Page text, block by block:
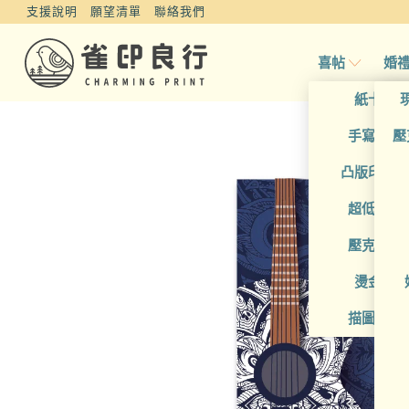
支援說明 願望清單 聯絡我們
喜帖
紙卡喜帖
手寫風喜
凸版印刷
超低價喜
壓克力喜
燙金喜帖
描圖紙喜
婚